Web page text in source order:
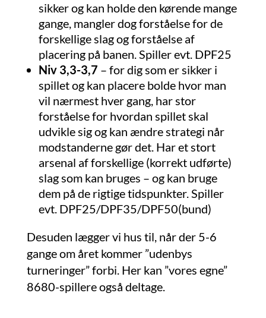
sikker og kan holde den kørende mange
gange, mangler dog forståelse for de
forskellige slag og forståelse af
placering på banen. Spiller evt. DPF25
Niv 3,3-3,7 – for dig som er sikker i
spillet og kan placere bolde hvor man
vil nærmest hver gang, har stor
forståelse for hvordan spillet skal
udvikle sig og kan ændre strategi når
modstanderne gør det. Har et stort
arsenal af forskellige (korrekt udførte)
slag som kan bruges – og kan bruge
dem på de rigtige tidspunkter. Spiller
evt. DPF25/DPF35/DPF50(bund)
Desuden lægger vi hus til, når der 5-6
gange om året kommer ”udenbys
turneringer” forbi. Her kan ”vores egne”
8680-spillere også deltage.